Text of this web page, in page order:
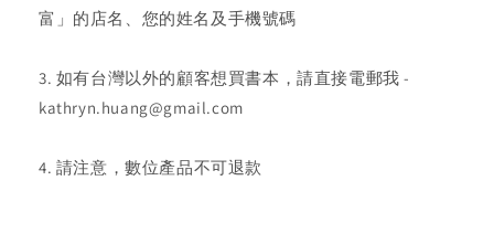
富」的店名、您的姓名及手機號碼
3. 如有台灣以外的顧客想買書本，請直接電郵我 -
kathryn.huang@gmail.com
4. 請注意，數位產品不可退款